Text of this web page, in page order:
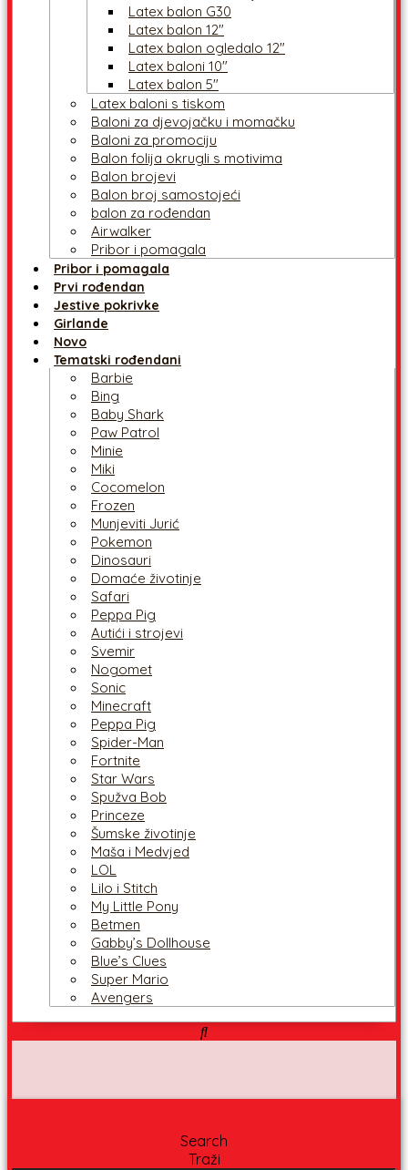
Latex balon G30
Latex balon 12″
Latex balon ogledalo 12″
Latex baloni 10″
Latex balon 5″
Latex baloni s tiskom
Baloni za djevojačku i momačku
Baloni za promociju
Balon folija okrugli s motivima
Balon brojevi
Balon broj samostojeći
balon za rođendan
Airwalker
Pribor i pomagala
Pribor i pomagala
Prvi rođendan
Jestive pokrivke
Girlande
Novo
Tematski rođendani
Barbie
Bing
Baby Shark
Paw Patrol
Minie
Miki
Cocomelon
Frozen
Munjeviti Jurić
Pokemon
Dinosauri
Domaće životinje
Safari
Peppa Pig
Autići i strojevi
Svemir
Nogomet
Sonic
Minecraft
Peppa Pig
Spider-Man
Fortnite
Star Wars
Spužva Bob
Princeze
Šumske životinje
Maša i Medvjed
LOL
Lilo i Stitch
My Little Pony
Betmen
Gabby’s Dollhouse
Blue’s Clues
Super Mario
Avengers
Search
Traži